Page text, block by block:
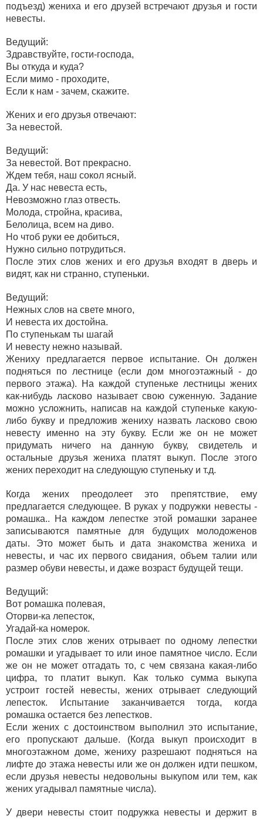
подъезд) жениха и его друзей встречают друзья и гости
невесты.
Ведущий:
Здравствуйте, гости-господа,
Вы откуда и куда?
Если мимо - проходите,
Если к нам - зачем, скажите.
Жених и его друзья отвечают:
За невестой.
Ведущий:
За невестой. Вот прекрасно.
Ждем тебя, наш сокол ясный.
Да. У нас невеста есть,
Невозможно глаз отвесть.
Молода, стройна, красива,
Белолица, всем на диво.
Но чтоб руки ее добиться,
Нужно сильно потрудиться.
После этих слов жених и его друзья входят в дверь и
видят, как ни странно, ступеньки.
Ведущий:
Нежных слов на свете много,
И невеста их достойна.
По ступенькам ты шагай
И невесту нежно называй.
Жениху предлагается первое испытание. Он должен
подняться по лестнице (если дом многоэтажный - до
первого этажа). На каждой ступеньке лестницы жених
как-нибудь ласково называет свою суженную. Задание
можно усложнить, написав на каждой ступеньке какую-
либо букву и предложив жениху назвать ласково свою
невесту именно на эту букву. Если же он не может
придумать ничего на данную букву, свидетель и
остальные друзья жениха платят выкуп. После этого
жених переходит на следующую ступеньку и т.д.
Когда жених преодолеет это препятствие, ему
предлагается следующее. В руках у подружки невесты -
ромашка.. На каждом лепестке этой ромашки заранее
записываются памятные для будущих молодоженов
даты. Это может быть и дата знакомства жениха и
невесты, и час их первого свидания, объем талии или
размер обуви невесты, и даже возраст будущей тещи.
Ведущий:
Вот ромашка полевая,
Оторви-ка лепесток,
Угадай-ка номерок.
После этих слов жених отрывает по одному лепестки
ромашки и угадывает то или иное памятное число. Если
же он не может отгадать то, с чем связана какая-либо
цифра, то платит выкуп. Как только сумма выкупа
устроит гостей невесты, жених отрывает следующий
лепесток. Испытание заканчивается тогда, когда
ромашка остается без лепестков.
Если жених с достоинством выполнил это испытание,
его пропускают дальше. (Когда выкуп происходит в
многоэтажном доме, жениху разрешают подняться на
лифте до этажа невесты или же он должен идти пешком,
если друзья невесты недовольны выкупом или тем, как
жених угадывал памятные числа).
У двери невесты стоит подружка невесты и держит в